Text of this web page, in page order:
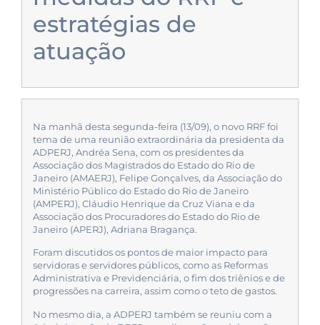
estratégias de
atuação
Na manhã desta segunda-feira (13/09), o novo RRF foi
tema de uma reunião extraordinária da presidenta da
ADPERJ, Andréa Sena, com os presidentes da
Associação dos Magistrados do Estado do Rio de
Janeiro (AMAERJ), Felipe Gonçalves, da Associação do
Ministério Público do Estado do Rio de Janeiro
(AMPERJ), Cláudio Henrique da Cruz Viana e da
Associação dos Procuradores do Estado do Rio de
Janeiro (APERJ), Adriana Bragança.
Foram discutidos os pontos de maior impacto para
servidoras e servidores públicos, como as Reformas
Administrativa e Previdenciária, o fim dos triênios e de
progressões na carreira, assim como o teto de gastos.
No mesmo dia, a ADPERJ também se reuniu com a